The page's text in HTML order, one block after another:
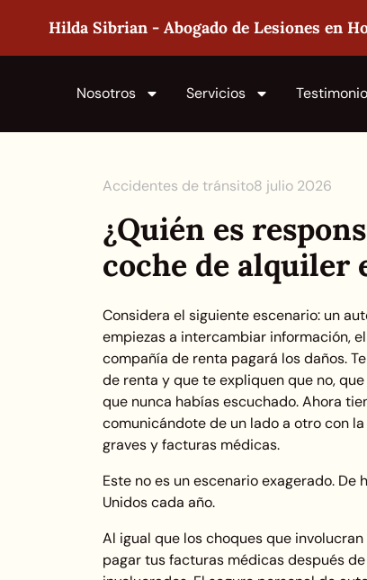
Hilda Sibrian - Abogado de Lesiones en
Nosotros Servicios
Accidentes de tránsito8 julio 2026
¿Quién es
coche de alquiler
Considera el siguiente escenario: un
empiezas a intercambiar información,
compañía de renta pagará los daños.
de renta y que te expliquen que no,
que nunca habías escuchado. Ahora
comunicándote de un lado a otro con
graves y facturas médicas.
Este no es un escenario exagerado.
Unidos cada año.
Al igual que los choques que involucran
pagar tus facturas médicas después